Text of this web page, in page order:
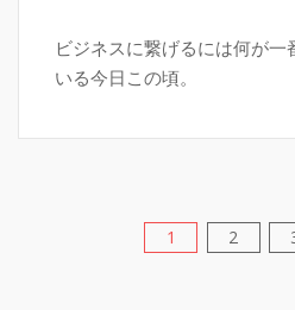
ビジネスに繋げるには何が一
いる今日この頃。
1 2